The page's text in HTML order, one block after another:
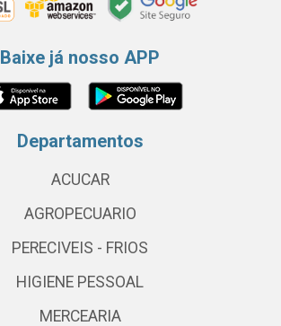
Baixe já nosso APP
Departamentos
ACUCAR
AGROPECUARIO
PERECIVEIS - FRIOS
HIGIENE PESSOAL
MERCEARIA